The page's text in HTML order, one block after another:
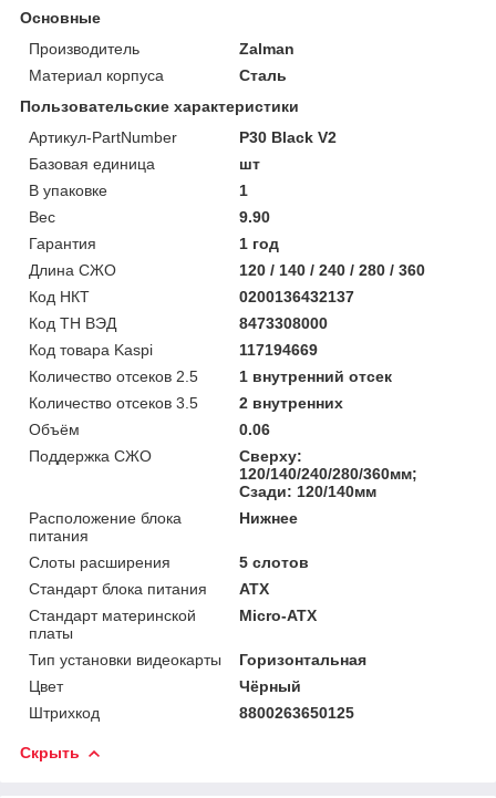
Основные
Производитель
Zalman
Материал корпуса
Сталь
Пользовательские характеристики
Артикул-PartNumber
P30 Black V2
Базовая единица
шт
В упаковке
1
Вес
9.90
Гарантия
1 год
Длина СЖО
120 / 140 / 240 / 280 / 360
Код НКТ
0200136432137
Код ТН ВЭД
8473308000
Код товара Kaspi
117194669
Количество отсеков 2.5
1 внутренний отсек
Количество отсеков 3.5
2 внутренних
Объём
0.06
Поддержка СЖО
Сверху:
120/140/240/280/360мм;
Сзади: 120/140мм
Расположение блока
питания
Нижнее
Слоты расширения
5 слотов
Стандарт блока питания
ATX
Стандарт материнской
платы
Micro-ATX
Тип установки видеокарты
Горизонтальная
Цвет
Чёрный
Штрихкод
8800263650125
Скрыть